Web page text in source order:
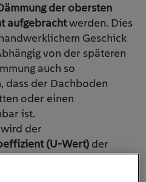
der obersten
aufgebrachtwerden. Dies
Geschick
von der späteren
auch so
dass der Dachboden
oder einen
ist.
der
(U-Wert) der
verbessert, was zu
im Winter führt.